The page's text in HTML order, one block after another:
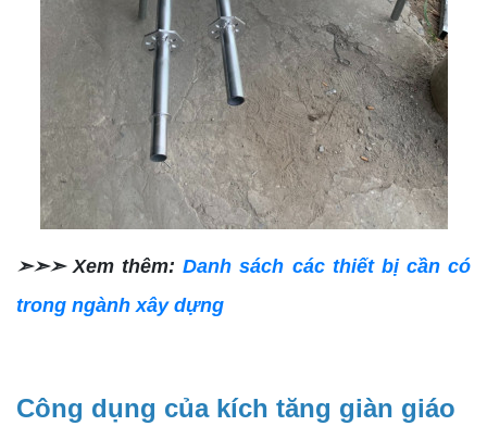
➣➣➣ Xem thêm:Danh sách các thiết bị cần có
trong ngành xây dựng
Công dụng của kích tăng giàn giáo